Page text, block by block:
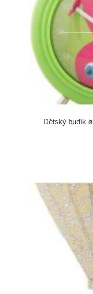
Dětský budík